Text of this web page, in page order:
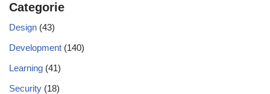
Categorie
Design (43)
Development (140)
Learning (41)
Security (18)